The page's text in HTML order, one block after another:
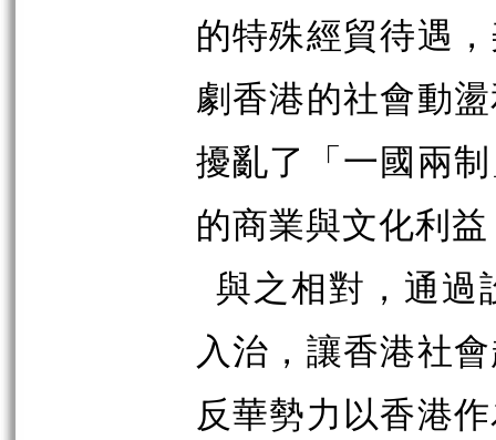
的特殊經貿待遇
劇香港的社會動
擾亂了「一國兩
的商業與文化利
與之相對，通過
入治，讓香港社
反華勢力以香港